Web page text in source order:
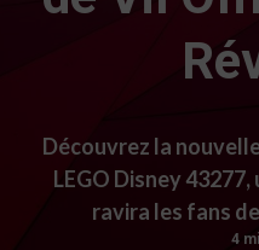
Découvrez la
LEGO Disney
ravira les fans
4